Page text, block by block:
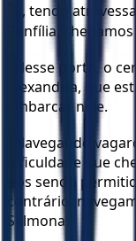
E, tendo
Panfília,
Nesse porto, o
Alexandria, que
embarcar nele.
Navegando
dificuldade que
nos sendo
contrário,
Salmona.